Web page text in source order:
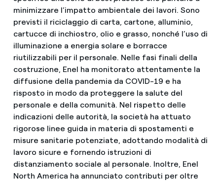
minimizzare l’impatto ambientale dei lavori. Sono
previsti il riciclaggio di carta, cartone, alluminio,
cartucce di inchiostro, olio e grasso, nonché l’uso di
illuminazione a energia solare e borracce
riutilizzabili per il personale. Nelle fasi finali della
costruzione, Enel ha monitorato attentamente la
diffusione della pandemia da COVID-19 e ha
risposto in modo da proteggere la salute del
personale e della comunità. Nel rispetto delle
indicazioni delle autorità, la società ha attuato
rigorose linee guida in materia di spostamenti e
misure sanitarie potenziate, adottando modalità di
lavoro sicure e fornendo istruzioni di
distanziamento sociale al personale. Inoltre, Enel
North America ha annunciato contributi per oltre